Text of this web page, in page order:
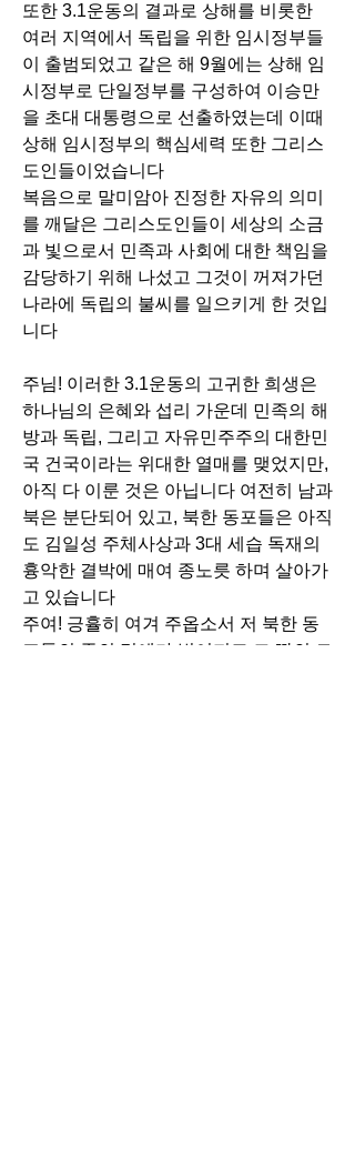
또한 3.1운동의 결과로 상해를 비롯한
여러 지역에서 독립을 위한 임시정부들
이 출범되었고 같은 해 9월에는 상해 임
시정부로 단일정부를 구성하여 이승만
을 초대 대통령으로 선출하였는데 이때
상해 임시정부의 핵심세력 또한 그리스
도인들이었습니다
복음으로 말미암아 진정한 자유의 의미
를 깨달은 그리스도인들이 세상의 소금
과 빛으로서 민족과 사회에 대한 책임을
감당하기 위해 나섰고 그것이 꺼져가던
나라에 독립의 불씨를 일으키게 한 것입
니다
주님! 이러한 3.1운동의 고귀한 희생은
하나님의 은혜와 섭리 가운데 민족의 해
방과 독립, 그리고 자유민주주의 대한민
국 건국이라는 위대한 열매를 맺었지만,
아직 다 이룬 것은 아닙니다 여전히 남과
북은 분단되어 있고, 북한 동포들은 아직
도 김일성 주체사상과 3대 세습 독재의
흉악한 결박에 매여 종노릇 하며 살아가
고 있습니다
주여! 긍휼히 여겨 주옵소서 저 북한 동
포들의 종의 멍에가 벗어지고 그 땅의 모